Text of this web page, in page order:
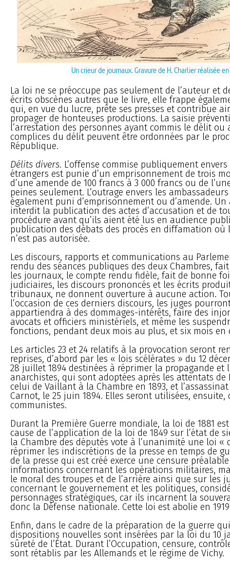
Un crieur de journaux. Gravure de H. Charlier réalisée
La loi ne se préoccupe pas seulement de l’auteur et
écrits obscènes autres que le livre, elle frappe
qui, en vue du lucre, prête ses presses et contribue
propager de honteuses productions. La saisie
l’arrestation des personnes ayant commis le délit ou
complices du délit peuvent être ordonnées par le
République.
Délits divers. L’offense commise publiquement envers
étrangers est punie d’un emprisonnement de trois
d’une amende de 100 francs à 3 000 francs ou de
peines seulement. L’outrage envers les
également puni d’emprisonnement ou d’amende.
interdit la publication des actes d’accusation et de
procédure avant qu’ils aient été lus en audience
publication des débats des procès en diffamation où
n’est pas autorisée.
Les discours, rapports et communications au
rendu des séances publiques des deux Chambres,
les journaux, le compte rendu fidèle, fait de bonne
judiciaires, les discours prononcés et les écrits
tribunaux, ne donnent ouverture à aucune action.
l’occasion de ces derniers discours, les juges
appartiendra à des dommages-intérêts, faire des
avocats et officiers ministériels, et même les
fonctions, pendant deux mois au plus, et six mois en
Les articles 23 et 24 relatifs à la provocation seront
reprises, d’abord par les « lois scélérates » du 12
28 juillet 1894 destinées à réprimer la propagande et
anarchistes, qui sont adoptées après les attentats de
celui de Vaillant à la Chambre en 1893, et
Carnot, le 25 juin 1894. Elles seront utilisées, ensuite,
communistes.
Durant la Première Guerre mondiale, la loi de 1881
cause de l’application de la loi de 1849 sur l’état de
la Chambre des députés vote à l’unanimité une loi «
réprimer les indiscrétions de la presse en temps de
de la presse qui est créé exerce une censure
informations concernant les opérations militaires,
le moral des troupes et de l’arrière ainsi que sur les
concernant le gouvernement et les politiques,
personnages stratégiques, car ils incarnent la
donc la Défense nationale. Cette loi est abolie en
Enfin, dans le cadre de la préparation de la guerre
dispositions nouvelles sont insérées par la loi du 10
sûreté de l’État. Durant l’Occupation, censure,
sont rétablis par les Allemands et le régime de Vichy.